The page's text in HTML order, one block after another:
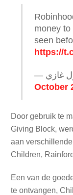
money
seen
https://
October
Door gebruik te
Giving Block,
aan
Children,
Een van de
te ontvangen,